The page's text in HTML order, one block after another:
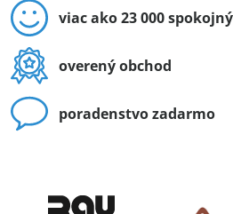
viac ako 23 000
overený obchod
poradenstvo zadarmo